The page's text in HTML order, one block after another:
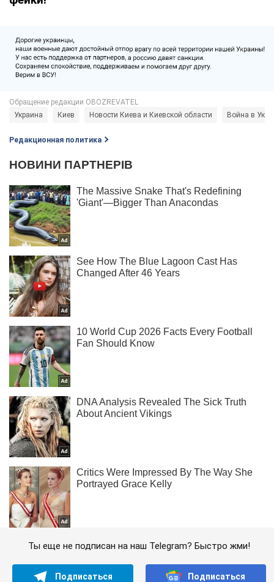
Украина Киев Новости Киева и Киевской области Война в
Редакционная политика
Ты еще не подписан на наш Telegram? Быстро жми!
Подписаться Подписаться